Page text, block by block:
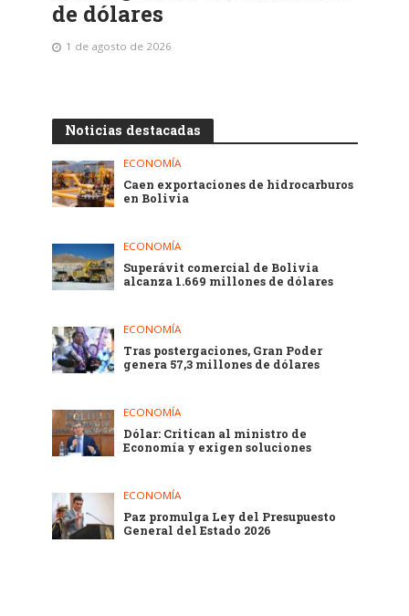
de dólares
1 de agosto de 2026
Noticias destacadas
ECONOMÍA
Caen exportaciones de hidrocarburos
en Bolivia
ECONOMÍA
Superávit comercial de Bolivia
alcanza 1.669 millones de dólares
ECONOMÍA
Tras postergaciones, Gran Poder
genera 57,3 millones de dólares
ECONOMÍA
Dólar: Critican al ministro de
Economía y exigen soluciones
ECONOMÍA
Paz promulga Ley del Presupuesto
General del Estado 2026